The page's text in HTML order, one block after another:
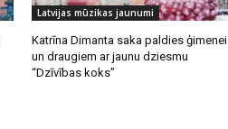
Latvijas mūzikas jaunumi
Katrīna Dimanta saka paldies ģimenei
un draugiem ar jaunu dziesmu
“Dzīvības koks”